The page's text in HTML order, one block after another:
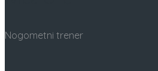
Nogometni trener